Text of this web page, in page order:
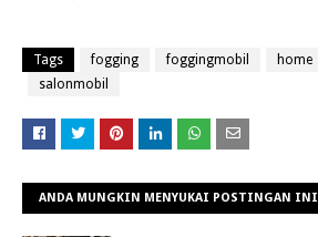
Tags fogging foggingmobil home
salonmobil
ANDA MUNGKIN MENYUKAI POSTINGAN INI